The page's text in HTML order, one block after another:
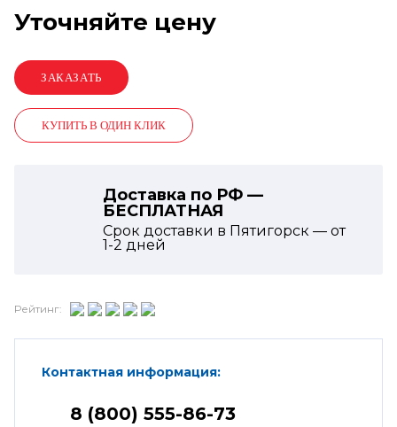
Уточняйте цену
КУПИТЬ В ОДИН КЛИК
Доставка по РФ —
БЕСПЛАТНАЯ
Срок доставки в Пятигорск — от
1-2 дней
Рейтинг:
Контактная информация:
8 (800) 555-86-73